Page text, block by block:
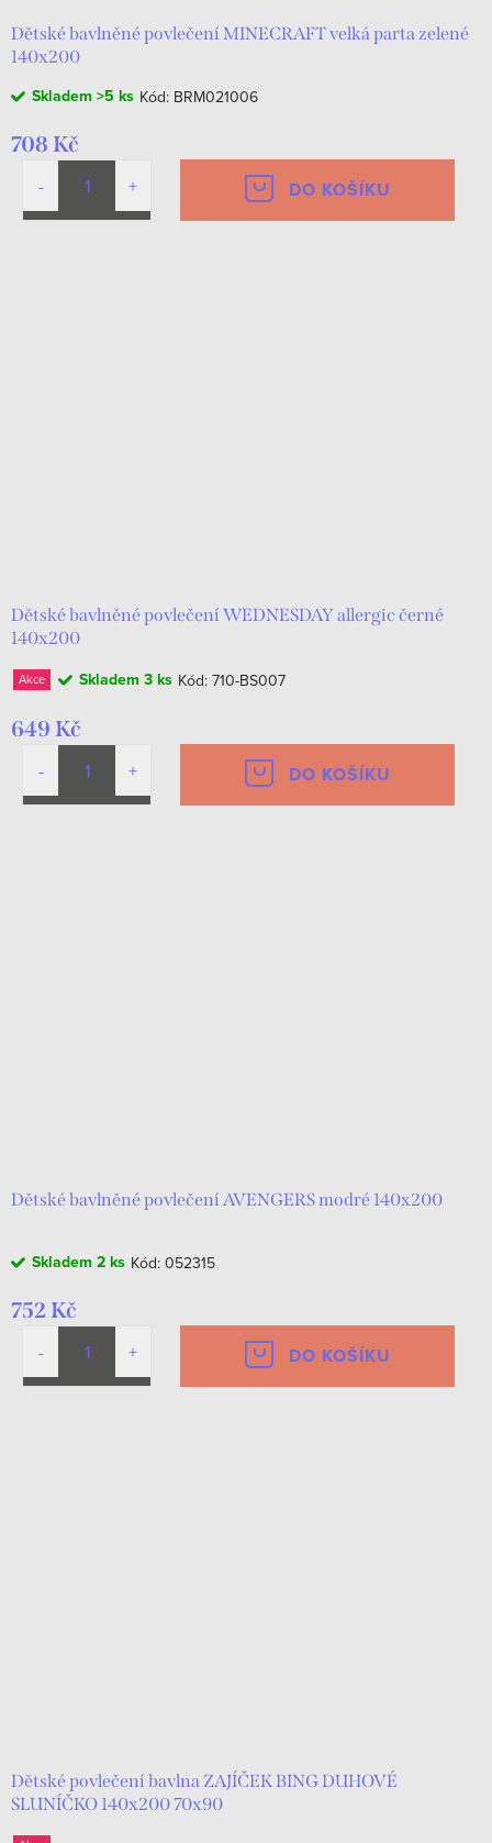
Dětské bavlněné povlečení MINECRAFT velká parta zelené
140x200
Skladem >5 ks Kód: BRM021006
708 Kč
DO KOŠÍKU
Dětské bavlněné povlečení WEDNESDAY allergic černé
140x200
Akce Skladem 3 ks Kód: 710-BS007
649 Kč
DO KOŠÍKU
Dětské bavlněné povlečení AVENGERS modré 140x200
Skladem 2 ks Kód: 052315
752 Kč
DO KOŠÍKU
Dětské povlečení bavlna ZAJÍČEK BING DUHOVÉ
SLUNÍČKO 140x200 70x90